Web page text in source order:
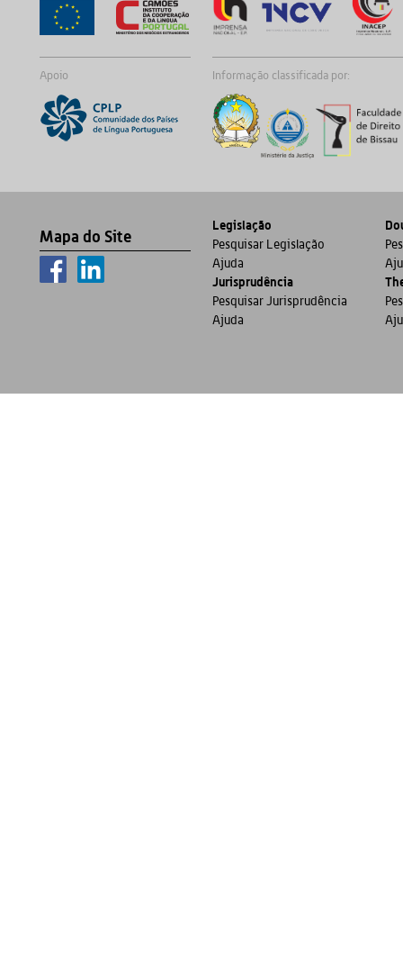
Apoio Informação classificada por:
Mapa do Site
Legislação
Pesquisar Legislação
Ajuda
Jurisprudência
Pesquisar Jurisprudência
Ajuda